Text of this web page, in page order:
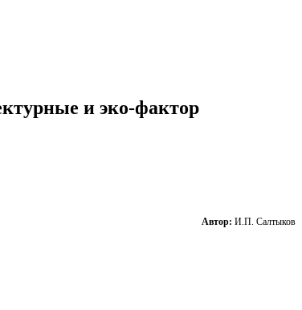
и эко-фактор
Автор: И.П. Салтыков